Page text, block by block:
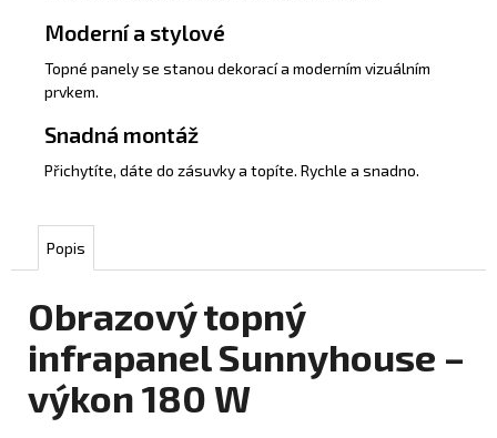
Moderní a stylové
Topné panely se stanou dekorací a moderním vizuálním
prvkem.
Snadná montáž
Přichytíte, dáte do zásuvky a topíte. Rychle a snadno.
Popis
Obrazový topný
infrapanel Sunnyhouse –
výkon 180 W